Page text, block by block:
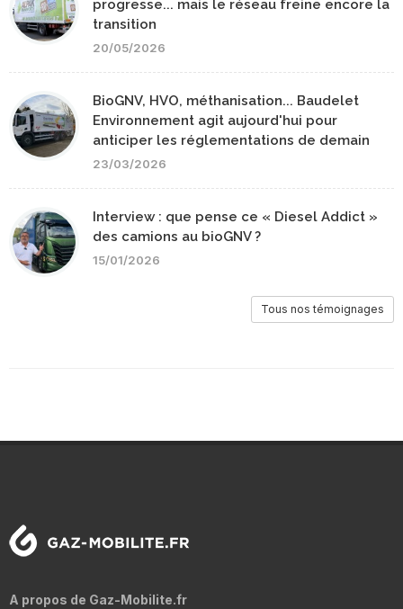
progresse... mais le réseau freine encore la
transition
20/05/2026
BioGNV, HVO, méthanisation... Baudelet
Environnement agit aujourd'hui pour
anticiper les réglementations de demain
23/03/2026
Interview : que pense ce « Diesel Addict »
des camions au bioGNV ?
15/01/2026
Tous nos témoignages
A propos de Gaz-Mobilite.fr